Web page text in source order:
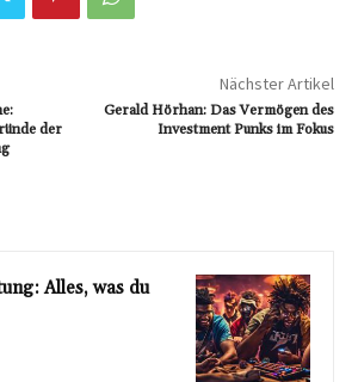
der
Nächster Artikel
Gerald Hörhan: Das Vermögen des
Investment Punks im Fokus
Alles, was du